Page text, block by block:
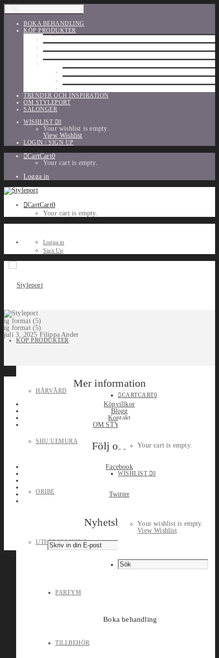
BOKA BEHANDLING
KÖP PRODUKTER
TRENDER OCH INSPIRATION
OM STYLEPORT
SALONGER
WISHLIST
0
Your wishlist is empty.
View Wishlist
LOGIN / SIGN UP
CartCart0
Your cart is empty.
Logga in
CartCart0
Your cart is empty.
Logga in
Sign Up
KÖP PRODUKTER
HÅRVÅRD
SHU UEMURA
ORIBE
UTFÖRSÄLJNING
PARFYM
TILLBEHÖR
CARTCART0
Your cart is empty.
WISHLIST 0
Your wishlist is empty.
View Wishlist
Boka behandling
ig format (5)
ig format (5)
juli 3, 2025 Filippa Ander
Mer information
Köpvillkor
Blogg
Kontakt
OM STYLEPORT
Följ oss
Facebook
Twitter
Nyhetsbrev